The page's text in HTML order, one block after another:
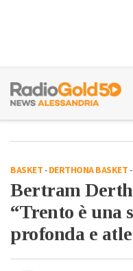
BASKET-DERTHONA BASKET-
Bertram
“Trento è una
profonda e